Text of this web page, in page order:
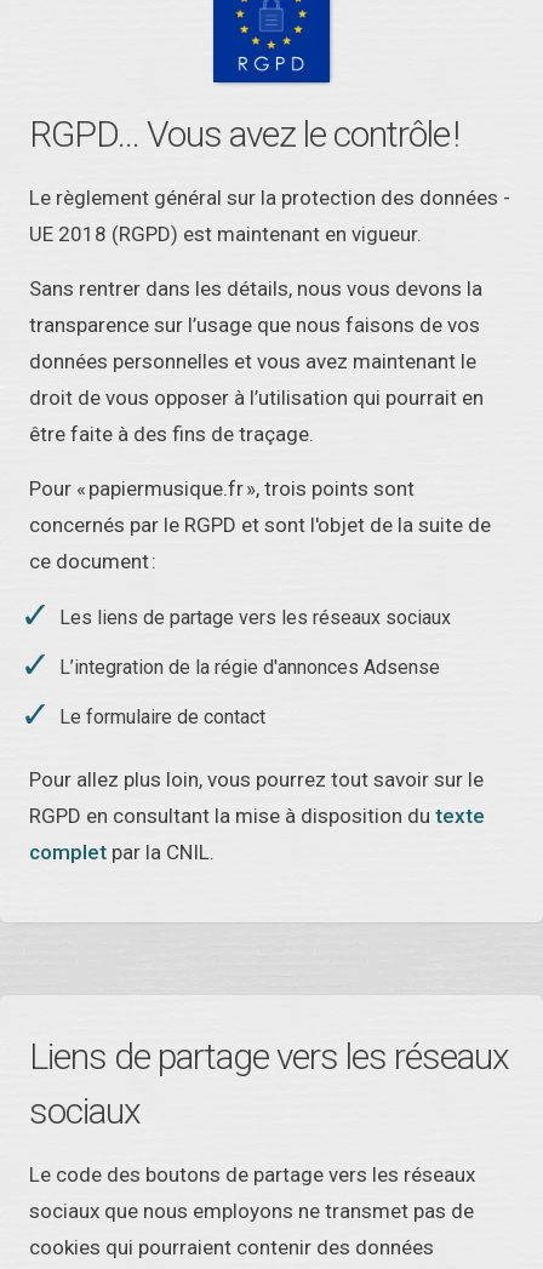
RGPD... Vous avez le contrôle !
Le règlement général sur la protection des données -
UE 2018 (RGPD) est maintenant en vigueur.
Sans rentrer dans les détails, nous vous devons la
transparence sur l’usage que nous faisons de vos
données personnelles et vous avez maintenant le
droit de vous opposer à l’utilisation qui pourrait en
être faite à des fins de traçage.
Pour « papiermusique.fr », trois points sont
concernés par le RGPD et sont l'objet de la suite de
ce document :
Les liens de partage vers les réseaux sociaux
L’integration de la régie d'annonces Adsense
Le formulaire de contact
Pour allez plus loin, vous pourrez tout savoir sur le
RGPD en consultant la mise à disposition du texte
complet par la CNIL.
Liens de partage vers les réseaux
sociaux
Le code des boutons de partage vers les réseaux
sociaux que nous employons ne transmet pas de
cookies qui pourraient contenir des données